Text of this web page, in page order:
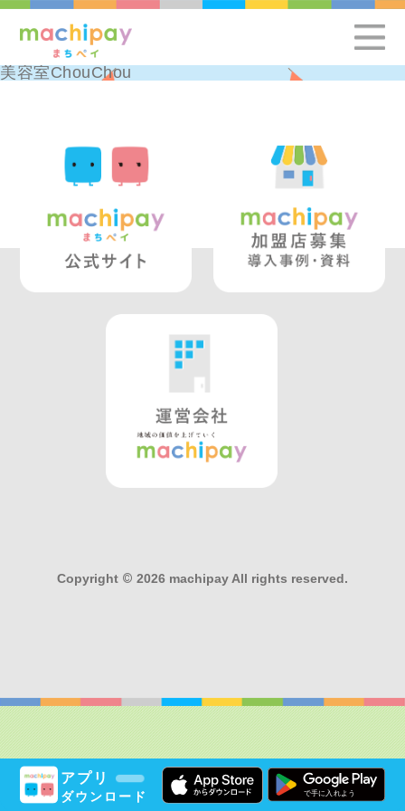
アプリ
ダウンロード
美容室ChouChou
Copyright © 2026 machipay All rights reserved.